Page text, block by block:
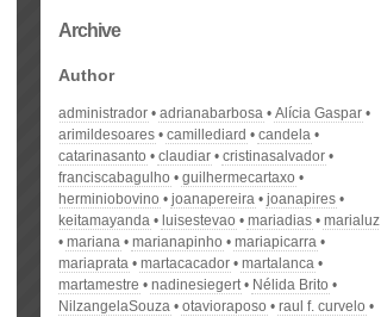
Archive
Author
administrador adrianabarbosa
Alícia Gaspar
arimildesoares
camillediard
candela
catarinasanto
claudiar
cristinasalvador
franciscabagulho
guilhermecartaxo
herminiobovino
joanapereira
joanapires
keitamayanda
luisestevao mariadias
marialuz
mariana
marianapinho
mariapicarra
mariaprata
martacacador
martalanca
martamestre
nadinesiegert
Nélida Brito
NilzangelaSouza
otavioraposo
raul f. curvelo